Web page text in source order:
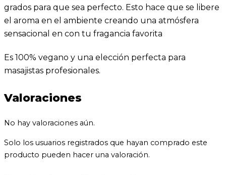
grados para que sea perfecto. Esto hace que se libere
el aroma en el ambiente creando una atmósfera
sensacional en con tu fragancia favorita
Es 100% vegano y una elección perfecta para
masajistas profesionales.
Valoraciones
No hay valoraciones aún.
Solo los usuarios registrados que hayan comprado este
producto pueden hacer una valoración.